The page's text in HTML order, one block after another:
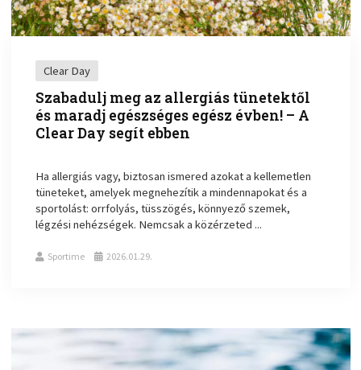
Clear Day
Szabadulj meg az allergiás tünetektől
és maradj egészséges egész évben! – A
Clear Day segít ebben
Ha allergiás vagy, biztosan ismered azokat a kellemetlen
tüneteket, amelyek megnehezítik a mindennapokat és a
sportolást: orrfolyás, tüsszögés, könnyező szemek,
légzési nehézségek. Nemcsak a közérzeted ...
Sportime 2026.01.29.